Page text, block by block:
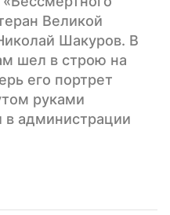
Великой
Шакуров. В
шел в строю на
его портрет
руками
в администрации